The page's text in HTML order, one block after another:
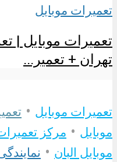
تعمیرات موبایل
تهران + تعمیر...
تعمیرات موبایل •
موبایل • مرکز
موبایل البان •